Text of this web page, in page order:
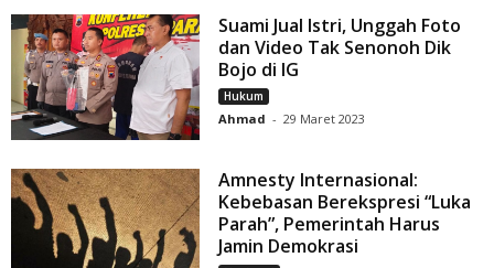
Suami Jual Istri, Unggah Foto
dan Video Tak Senonoh Dik
Bojo di IG
Hukum
Ahmad - 29 Maret 2023
Amnesty Internasional:
Kebebasan Berekspresi “Luka
Parah”, Pemerintah Harus
Jamin Demokrasi